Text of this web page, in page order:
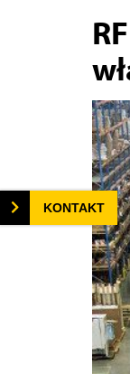
KONTAKT